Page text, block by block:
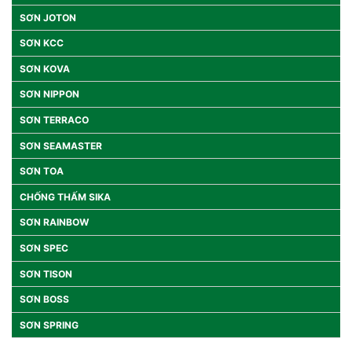
SƠN JOTON
SƠN KCC
SƠN KOVA
SƠN NIPPON
SƠN TERRACO
SƠN SEAMASTER
SƠN TOA
CHỐNG THẤM SIKA
SƠN RAINBOW
SƠN SPEC
SƠN TISON
SƠN BOSS
SƠN SPRING